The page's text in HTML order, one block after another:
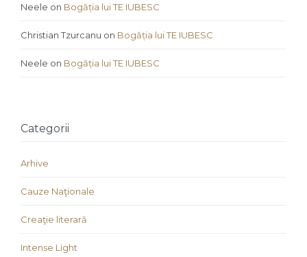
Neele on Bogăția lui TE IUBESC
Christian Tzurcanu on Bogăția lui TE IUBESC
Neele on Bogăția lui TE IUBESC
Categorii
Arhive
Cauze Naţionale
Creaţie literară
Intense Light